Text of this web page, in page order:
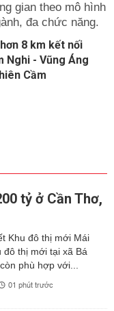
gian theo mô hình
đa chức năng.
8 km kết nối
Nghi - Vũng Áng
Cầm
tỷ ở Cần Thơ,
Khu đô thị mới Mái
đô thị mới tại xã Bá
phù hợp với...
01 phút trước